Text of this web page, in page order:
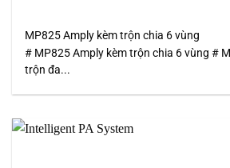
MP825 Amply kèm trộn chia 6 vùng
# MP825 Amply kèm trộn chia 6 vùng #
trộn đa...